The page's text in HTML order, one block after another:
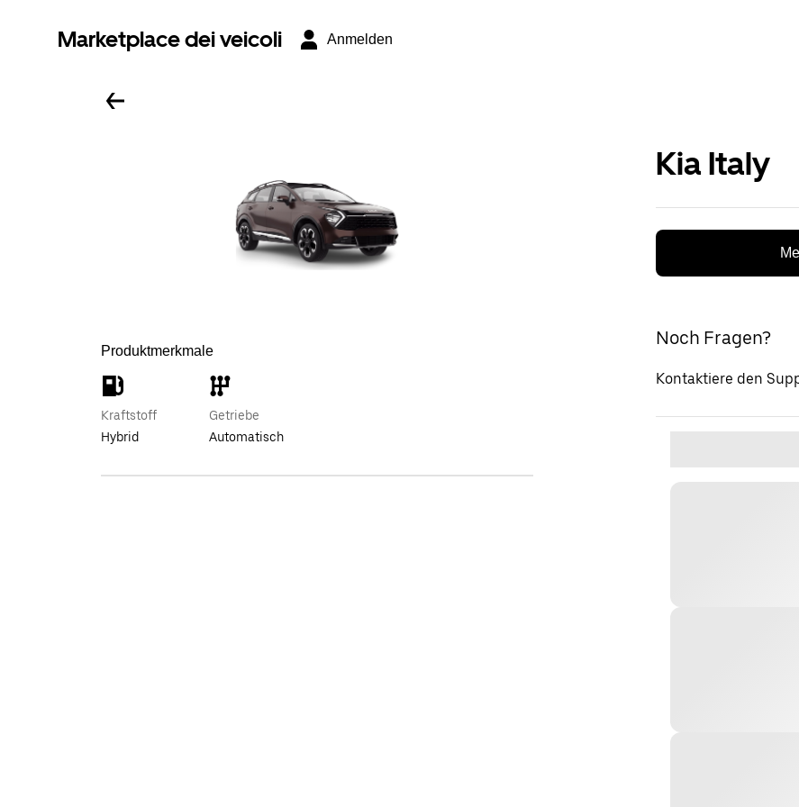
Marketplace dei veicoli Anmelden
Produktmerkmale
Kraftstoff
Hybrid
Getriebe
Automatisch
Kia Italy
Noch Fragen?
Kontaktiere den